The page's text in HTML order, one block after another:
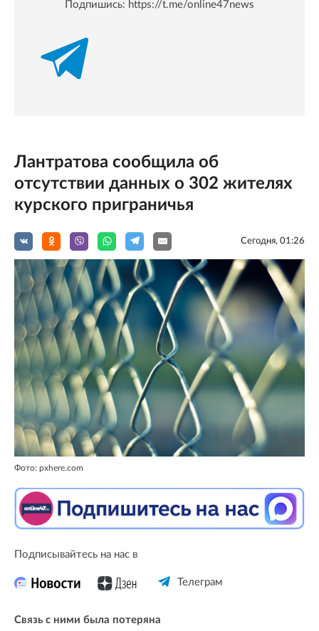
Подпишись: https://t.me/online47news
Лантратова сообщила об
отсутствии данных о 302 жителях
курского приграничья
Сегодня, 01:26
Фото: pxhere.com
Подписывайтесь на нас в
Телеграм
Связь с ними была потеряна